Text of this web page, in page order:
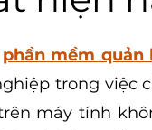
phần mềm quản
trong việc
máy tính